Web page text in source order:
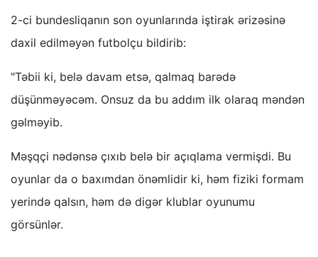
2-ci bundesliqanın son oyunlarında iştirak ərizəsinə
daxil edilməyən futbolçu bildirib:
"Təbii ki, belə davam etsə, qalmaq barədə
düşünməyəcəm. Onsuz da bu addım ilk olaraq məndən
gəlməyib.
Məşqçi nədənsə çıxıb belə bir açıqlama vermişdi. Bu
oyunlar da o baxımdan önəmlidir ki, həm fiziki formam
yerində qalsın, həm də digər klublar oyunumu
görsünlər.